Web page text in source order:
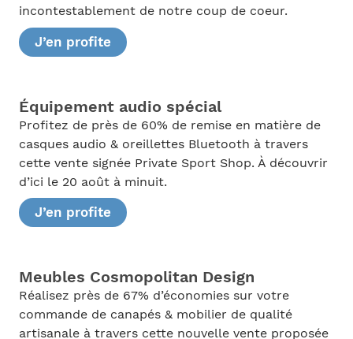
incontestablement de notre coup de coeur.
J’en profite
Équipement audio spécial
Profitez de près de 60% de remise en matière de
casques audio & oreillettes Bluetooth à travers
cette vente signée Private Sport Shop. À découvrir
d’ici le 20 août à minuit.
J’en profite
Meubles Cosmopolitan Design
Réalisez près de 67% d’économies sur votre
commande de canapés & mobilier de qualité
artisanale à travers cette nouvelle vente proposée